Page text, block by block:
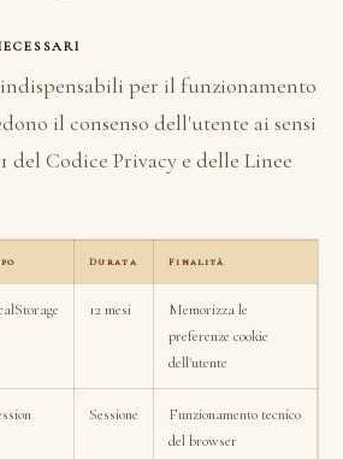
per il funzionamento
il consenso dell'utente ai sensi
del Codice Privacy e delle Linee
Durata Finalità
12 mesi
Memorizza le
preferenze cookie
dell'utente
Sessione
Funzionamento tecnico
del browser